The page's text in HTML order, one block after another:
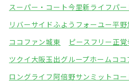
スーパー・コート今里新ライフパ
リバーサイドふよう フォーユー平
ココファン城東
ピースフリー正覚
ツクイ大阪玉出グループホームココ
ロングライフ阿倍野サンミットコー